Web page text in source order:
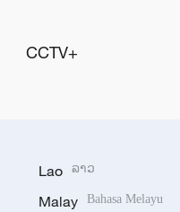
CCTV+
Lao ລາວ
Malay Bahasa Melayu